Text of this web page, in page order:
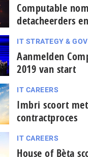
Computable
detacheerders
IT STRATEGY &
Aanmelden
2019 van start
IT CAREERS
Imbri scoort
contractproces
IT CAREERS
House of Bèta